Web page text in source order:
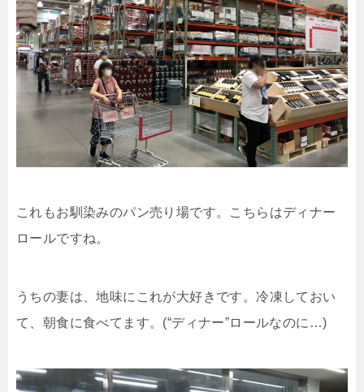
これもお馴染みのパン売り場です。こちらはディナー
ロールですね。
うちの妻は、地味にこれが大好きです。冷凍しておい
て、朝食に食べてます。(“ディナー”ロールなのに…)